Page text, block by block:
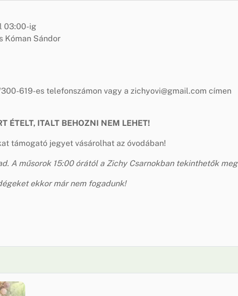
03:00-ig
Kóman Sándor
619-es telefonszámon vagy a zichyovi@gmail.com címen
ÉTELT, ITALT BEHOZNI NEM LEHET!
támogató jegyet vásárolhat az óvodában!
A műsorok 15:00 órától a Zichy Csarnokban tekinthetők meg
ekkor már nem fogadunk!